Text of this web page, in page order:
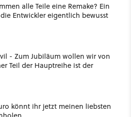
alle Teile eine Remake? Ein
Entwickler eigentlich bewusst
- Zum Jubiläum wollen wir von
Teil der Hauptreihe ist der
könnt ihr jetzt meinen liebsten